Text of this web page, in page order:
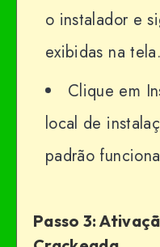
o instalador e
exibidas na tela.
Clique em
local de
padrão
Passo 3: